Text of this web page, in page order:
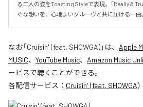
る二人の姿をToasting Styleで表現。「Really &
ぐな想いを、心地よいグルーヴと共に届ける一曲
なお「Cruisin' (feat. SHOWGA)」は、 Apple
MUSIC、 YouTube Music、 Amazon Music
ービスで聴くことができる。
各配信サービス： Cruisin' (feat. SHOWGA)